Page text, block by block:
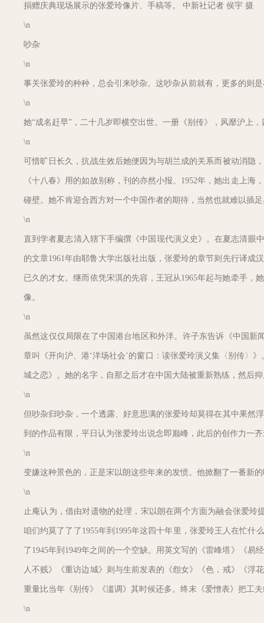
捐赠庆典现场展示的张爱玲像片、手稿等。 中新社记者 侯宇 摄
\n
吵杂
\n
事关张爱玲的种种，总会引来吵杂。这吵杂从前就有，更多的则
\n
她“成名赶早”，二十几岁即横空出世。一册《别传》，风靡沪上
\n
可惜旷日长久，抗战生效后她便因为与胡兰成的关系而被动消隐
《十八春》用的如故别称，刊的亦然小报。1952年，她出走上
碰壁。她不肯迎合西方对一个中国作者的期待，当然也就难以插
\n
直到学者夏志清入辖下手编撰《中国现代演义史》。在夏志清眼
的文章1961年由耶鲁大学出版社出版，张爱玲的章节则先行译成
已久的才女。继而依凭宋淇的先容，王冠从1965年起与她牵手，
像。
\n
虽然这仅仅局限在了中国港台地区和外洋。许子东告诉《中国
章叫《开向沪、港‘洋场社会’的窗口：读张爱玲演义集〈别传〉
城之恋》。她的名字，自那之后才在中国大陆被重新熟练，然后
\n
但吵杂归吵杂，一个透露、好意思满的张爱玲却莫得在其中果然
到的作品有限，平日认为张爱玲出说念即巅峰，此后的创作力一
\n
变嫌这种景色的，正是宋以朗这些年来的发愤。他掀翻了一番新
\n
止庵认为，借由对遗物的处理，宋以朗在两个方面为融会张爱
咱们约莫了了了1955年到1995年这四十年里，张爱玲王人在忙
了1945年到1949年之间的一个空缺。用英文写的《雷峰塔》《易
人不贱》《重访边城》则与生前发表的《怨女》《色，戒》《浮
重量比当年《别传》《滥调》其时候还多。终末《爱憎表》把工
\n